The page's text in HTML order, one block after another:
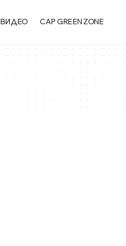
ВИДЕО CAP GREEN ZONE